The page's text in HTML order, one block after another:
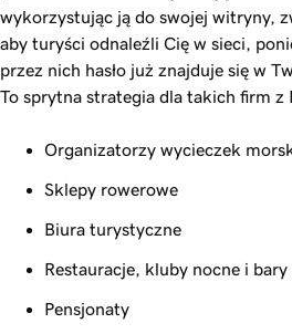
wykorzystując ją do swojej witryny,
aby turyści odnaleźli Cię w sieci,
przez nich hasło już znajduje się w
To sprytna strategia dla takich firm z
Organizatorzy wycieczek
Sklepy rowerowe
Biura turystyczne
Restauracje, kluby nocne i bary
Pensjonaty